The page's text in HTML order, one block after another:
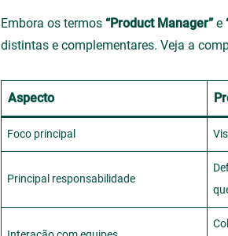
Embora os termos“Product Manager”e
distintas e complementares. Veja a
Aspecto
Foco principal
Principal responsabilidade